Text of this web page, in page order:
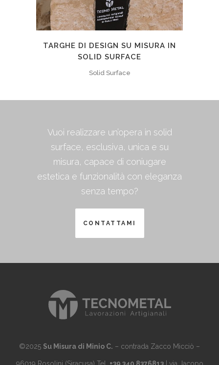
TARGHE DI DESIGN SU MISURA IN
SOLID SURFACE
Solid Surface
Vuoi realizzare un’opera in solid
surface, esclusiva, unica e su
misura, capace di coniugare
estetica e funzionalità con eleganza
senza tempo?
CONTATTAMI
©2025 Su Misura di Minio C. – contrada Zacco Micciò –